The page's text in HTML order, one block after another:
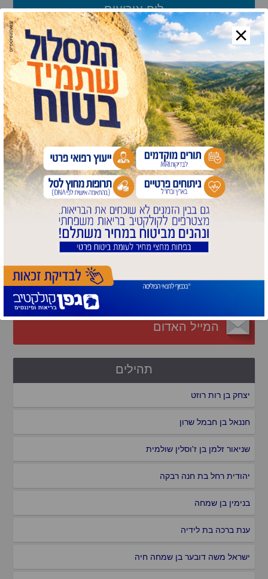
לוח אירועים
ניגוני חב"ד
פורום
שיעורים
לוח מודעות
לוח שנה
ספר טלפונים
פרסם אצלנו
המייל האדום
תהילים
יצחק בן רות רוזט
חננאל בן חבמל שרון
שניאור זלמן בן ז'וסלין שולמית
יהודית רחל בת חנה רבקה
בנימין בן שמחה
ענת ברכה בת לידיה
ישראל משה דובער בן שמחה חיה